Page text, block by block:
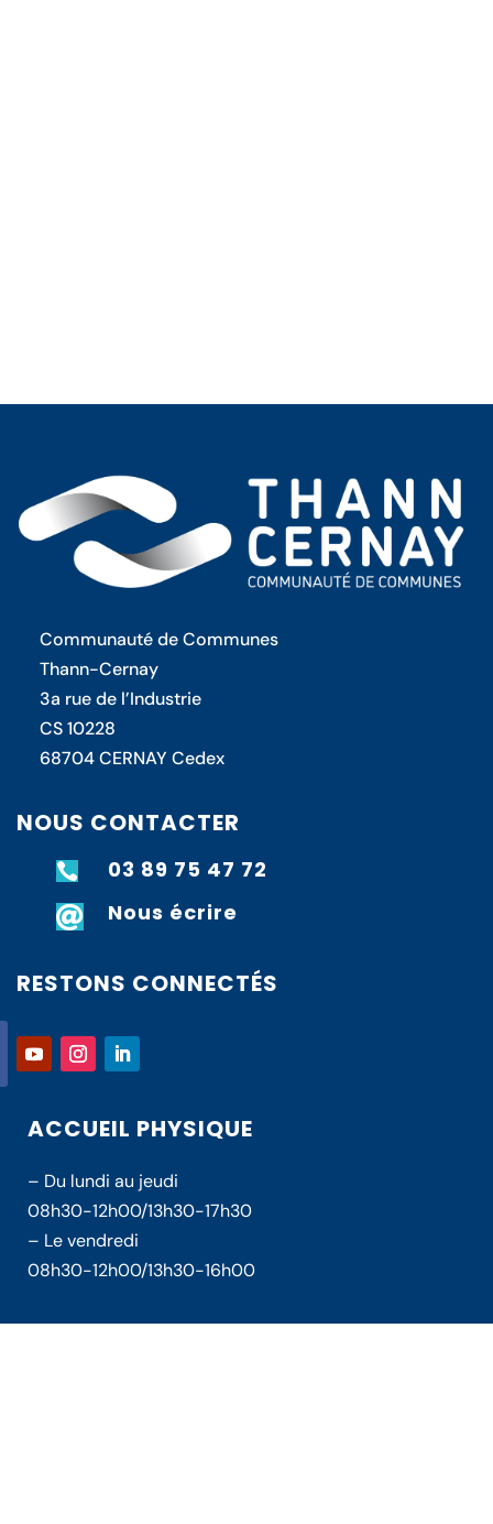
Communauté de Communes
Thann-Cernay
3a rue de l’Industrie
CS 10228
68704 CERNAY Cedex
NOUS CONTACTER

03 89 75 47 72

Nous écrire
RESTONS CONNECTÉS
ACCUEIL PHYSIQUE
– Du lundi au jeudi
08h30-12h00/13h30-17h30
– Le vendredi
08h30-12h00/13h30-16h00